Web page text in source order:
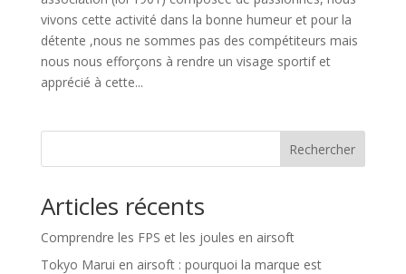
vivons cette activité dans la bonne humeur et pour la
détente ,nous ne sommes pas des compétiteurs mais
nous nous efforçons à rendre un visage sportif et
apprécié à cette...
Rechercher
Articles récents
Comprendre les FPS et les joules en airsoft
Tokyo Marui en airsoft : pourquoi la marque est